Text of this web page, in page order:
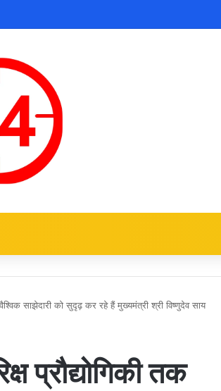
साझेदारी को सुदृढ़ कर रहे हैं मुख्यमंत्री श्री विष्णुदेव साय
प्रौद्योगिकी तक